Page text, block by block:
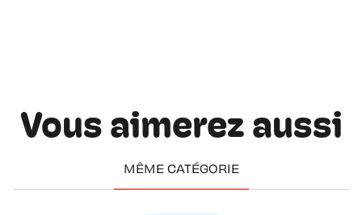
Vous aimerez aussi
MÊME CATÉGORIE